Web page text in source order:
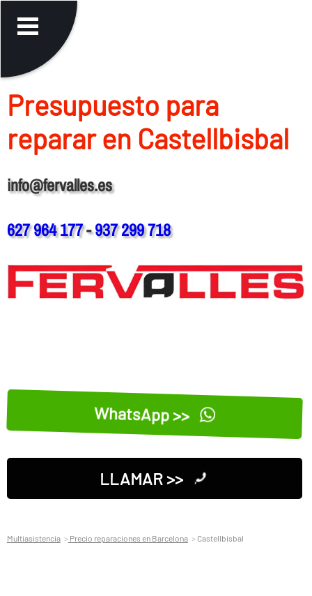
Presupuesto para
reparar en Castellbisbal
info@fervalles.es
627 964 177-937 299 718
WhatsApp >>
LLAMAR >>
Multiasistencia Precio reparaciones en Barcelona Castellbisbal